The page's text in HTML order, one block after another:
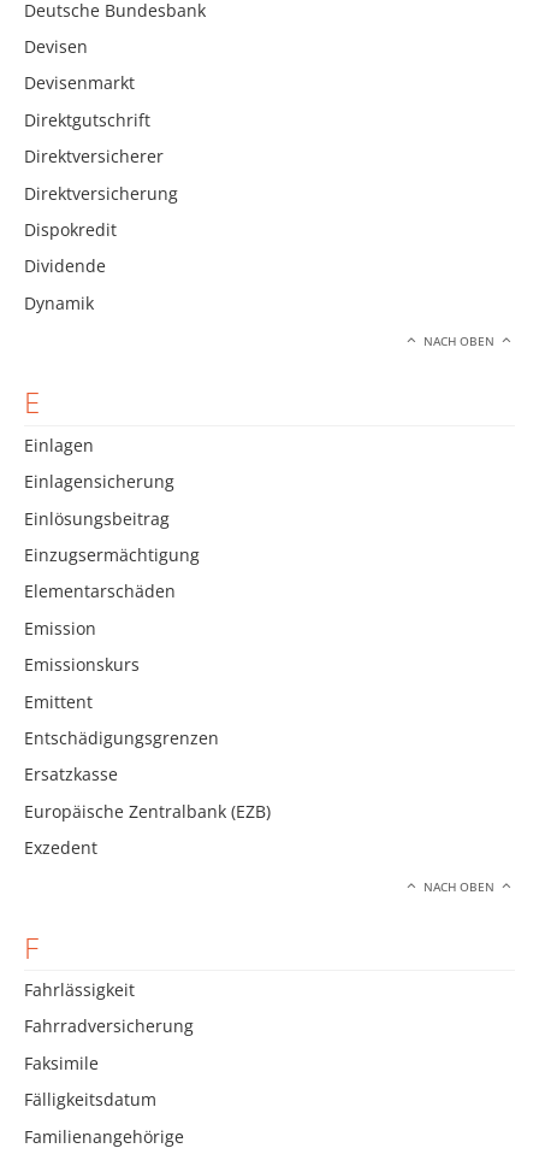
Deutsche Bundesbank
Devisen
Devisenmarkt
Direktgutschrift
Direktversicherer
Direktversicherung
Dispokredit
Dividende
Dynamik
NACH OBEN
E
Einlagen
Einlagensicherung
Einlösungsbeitrag
Einzugsermächtigung
Elementarschäden
Emission
Emissionskurs
Emittent
Entschädigungsgrenzen
Ersatzkasse
Europäische Zentralbank (EZB)
Exzedent
NACH OBEN
F
Fahrlässigkeit
Fahrradversicherung
Faksimile
Fälligkeitsdatum
Familienangehörige